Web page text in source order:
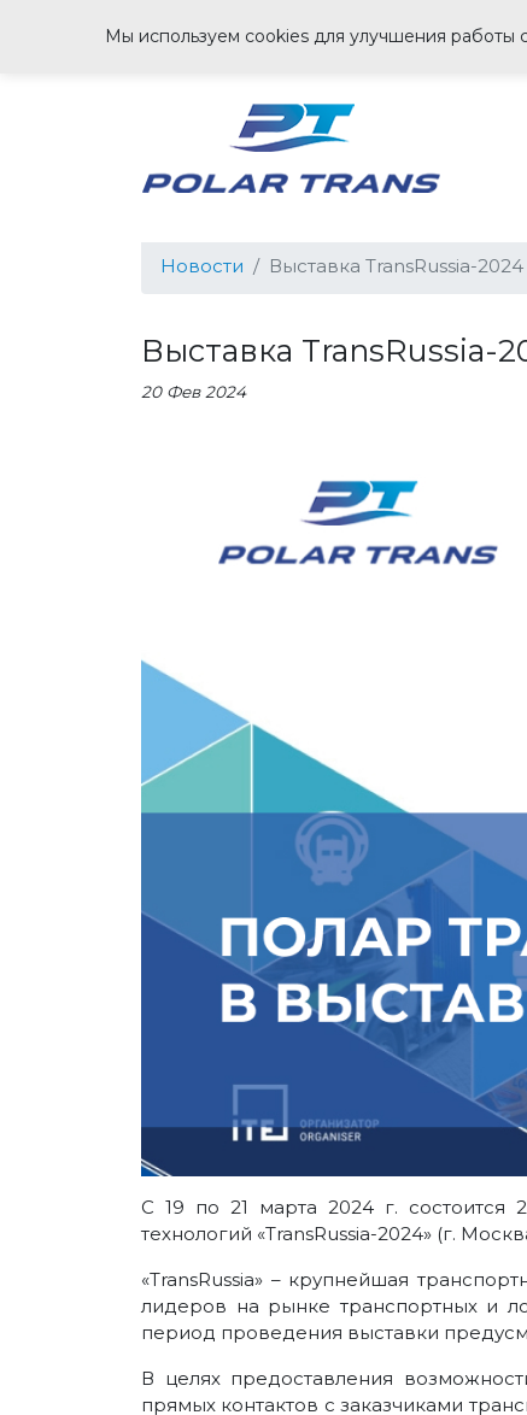
Мы используем cookies для улучшения работы
Новости Выставка TransRussia-2024
Выставка TransRussia-
20 Фев 2024
С 19 по 21 марта 2024 г. состоится
технологий «TransRussia-2024» (г.
«TransRussia» – крупнейшая
лидеров на рынке транспортных и
период проведения выставки
В целях предоставления
прямых контактов с заказчиками